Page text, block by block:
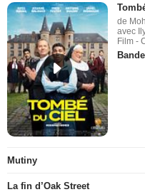
de
avec
Film -
Mutiny
La fin d’Oak Street